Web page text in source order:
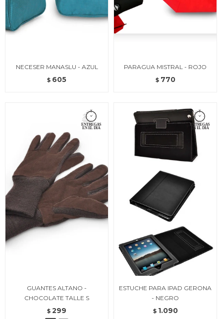
NECESER MANASLU - AZUL
$ 605
PARAGUA MISTRAL - ROJO
$ 770
GUANTES ALTANO -
CHOCOLATE TALLE S
$ 299
ESTUCHE PARA IPAD GERONA
- NEGRO
$ 1.090